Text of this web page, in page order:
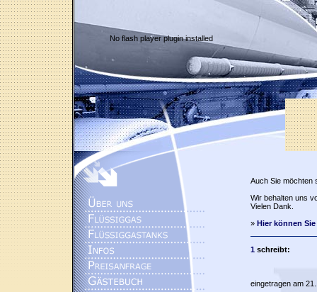
No flash player plugin installed
Auch Sie möchten
Wir behalten uns
Vielen Dank.
» Hier können
1schreibt:
eingetragen am